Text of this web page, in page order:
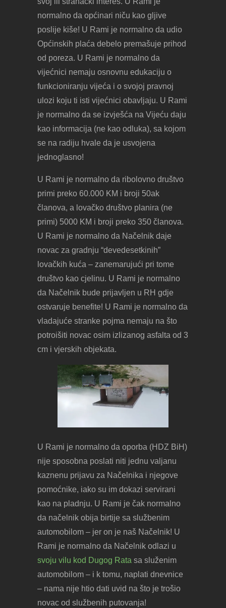
normalno da općinari niču kao gljive
poslije kiše! U Rami je normalno da udio
Općinskih plaća debelo premašuje prihod
od poreza. U Rami je normalno da
vijećnici nemaju osnovnu edukaciju o
funkcioniranju vijeća i o svojoj pravnoj
ulozi koju ti isti vijećnici obavljaju. U Rami
je normalno da se izvješća na Vijeću daju
kao informacija (ne kao odluka), sa kojom
se na radiju hvale da je usvojena
jednoglasno!
U Rami je normalno da ribolovno društvo
primi preko 60.000 KM i broji 50ak
članova, a lovačko društvo planira (ne
primi) 5000 KM i broji preko 350 članova.
U Rami je normalno da Načelnik daje
novac za gradnju “devedesetkinih”
lovačkih kuća – zanemarujući pri tome
društvo kao cjelinu. U Rami je normalno
da Načelnik bude prijavljen u RH gdje
ostvaruje benefite! U Rami je normalno da
vladajuće stranke pojma nemaju na što
potroišiti novac osim izlizanog asfalta od 3
cm i vjerskih objekata.
U Rami je normalno da oporba (HDZ BiH)
nije sposobna poslati niti jednu valjanu
kaznenu prijavu za Načelnika i njegove
pomoćnike, iako su im dokazi servirani
kao na pladnju. U Rami je čak normalno
da načelnik obija birtije sa službenim
automobilom – jer on je naš Načelnik! U
Rami je normalno da Načelnik odlazi u
svoju vilu kod Dugog Rata sa služenim
automobilom – i k tomu, naplati dnevnice
– nama nije htio dati uvid na što je trošio
novac od službenih putovanja!